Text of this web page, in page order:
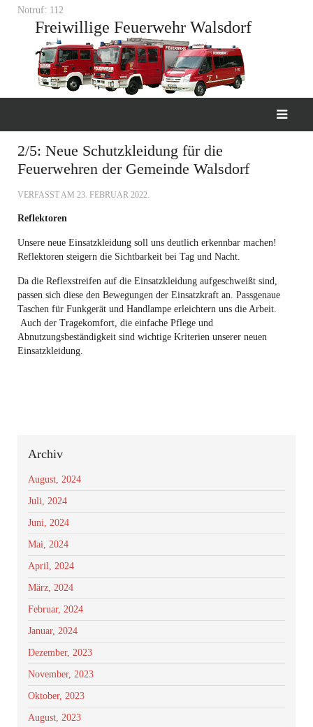
Notruf: 112
Freiwillige Feuerwehr Walsdorf
2/5: Neue Schutzkleidung für die
Feuerwehren der Gemeinde Walsdorf
VERFASST AM 23. FEBRUAR 2022.
Reflektoren
Unsere neue Einsatzkleidung soll uns deutlich erkennbar machen!
Reflektoren steigern die Sichtbarkeit bei Tag und Nacht.
Da die Reflexstreifen auf die Einsatzkleidung aufgeschweißt sind,
passen sich diese den Bewegungen der Einsatzkraft an. Passgenaue
Taschen für Funkgerät und Handlampe erleichtern uns die Arbeit.
Auch der Tragekomfort, die einfache Pflege und
Abnutzungsbeständigkeit sind wichtige Kriterien unserer neuen
Einsatzkleidung.
Archiv
August, 2024
Juli, 2024
Juni, 2024
Mai, 2024
April, 2024
März, 2024
Februar, 2024
Januar, 2024
Dezember, 2023
November, 2023
Oktober, 2023
August, 2023